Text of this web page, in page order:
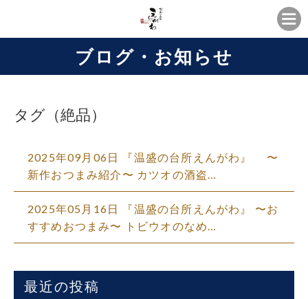
ブログ・お知らせ
タグ（絶品）
2025年09月06日 『温盛の台所えんがわ』 〜
新作おつまみ紹介〜 カツオの酒盗…
2025年05月16日 『温盛の台所えんがわ』 〜お
すすめおつまみ〜 トビウオのなめ…
最近の投稿